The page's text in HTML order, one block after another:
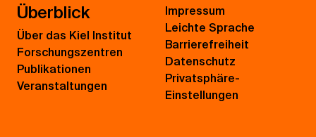
Überblick
Über das Kiel Institut
Forschungszentren
Publikationen
Veranstaltungen
Impressum
Leichte Sprache
Barrierefreiheit
Datenschutz
Privatsphäre-
Einstellungen